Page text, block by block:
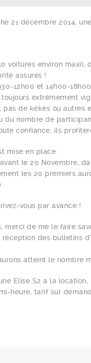
21 décembre 2014,
voitures environ
assurés !
12h00 et 14h00-18h00
extrêmement
de kékés ou autres
nombre de
confiance, ils
mise en place:
le 20 Novembre,
les 20 premiers
vous par avance !
merci de me le faire
des bulletins
atteint le nombre
Elise S2 a la
heure, tarif sur